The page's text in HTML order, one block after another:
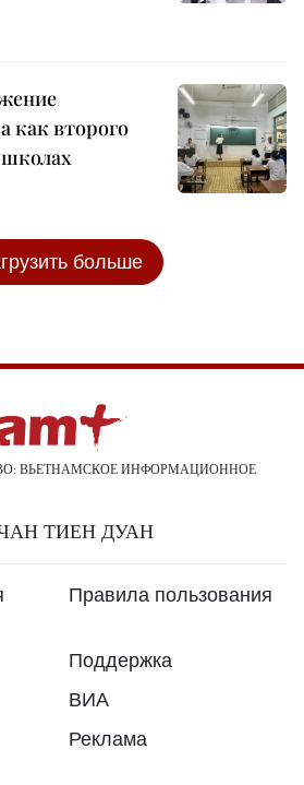
как второго
больше
ВЬЕТНАМСКОЕ ИНФОРМАЦИОННОЕ
ЧАН ТИЕН ДУАН
Правила пользования
Поддержка
ВИА
Реклама